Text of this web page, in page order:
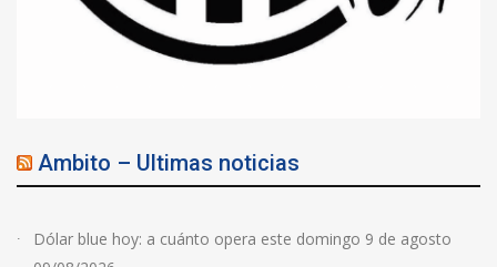
Ambito – Ultimas noticias
Dólar blue hoy: a cuánto opera este domingo 9 de agosto